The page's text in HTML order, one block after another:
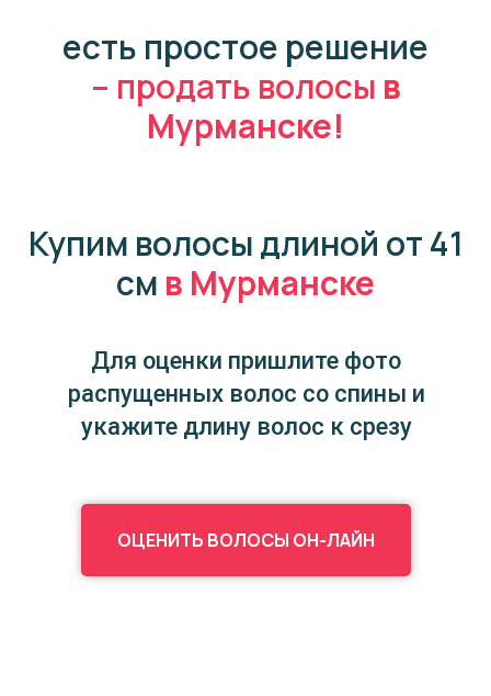
есть простое решение
– продать волосы в
Мурманске!
Купим волосыдлиной от 41
см в Мурманске
Для оценки пришлите фото
распущенных волос со спины и
укажите длину волос к срезу
ОЦЕНИТЬ ВОЛОСЫ ОН-ЛАЙН